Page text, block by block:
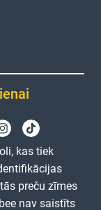
kas tiek
preču zīmes
nav saistīts